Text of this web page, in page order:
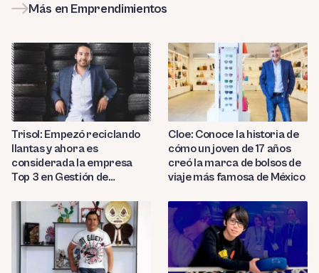
Más en Emprendimientos
Trisol: Empezó reciclando
llantas y ahora es
considerada la empresa
Top 3 en Gestión de
Cloe: Conoce la historia de
cómo un joven de 17 años
creó la marca de bolsos de
viaje más famosa de México